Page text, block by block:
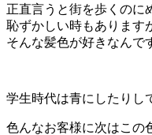
正直言うと街を歩くのに
恥ずかしい時もあります
そんな髪色が好きなんで
学生時代は青にしたりし
色んなお客様に次はこの